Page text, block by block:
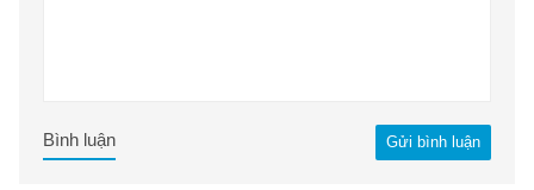
Gửi bình luận
Bình luận